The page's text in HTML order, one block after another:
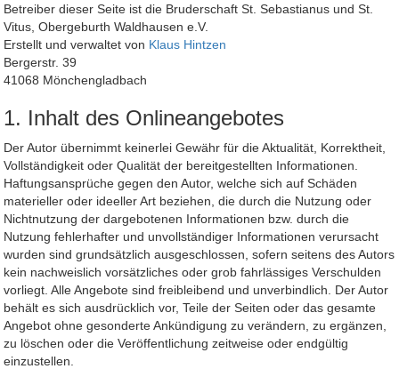
Betreiber dieser Seite ist die Bruderschaft St. Sebastianus und St.
Vitus, Obergeburth Waldhausen e.V.
Erstellt und verwaltet von Klaus Hintzen
Bergerstr. 39
41068 Mönchengladbach
1. Inhalt des Onlineangebotes
Der Autor übernimmt keinerlei Gewähr für die Aktualität, Korrektheit,
Vollständigkeit oder Qualität der bereitgestellten Informationen.
Haftungsansprüche gegen den Autor, welche sich auf Schäden
materieller oder ideeller Art beziehen, die durch die Nutzung oder
Nichtnutzung der dargebotenen Informationen bzw. durch die
Nutzung fehlerhafter und unvollständiger Informationen verursacht
wurden sind grundsätzlich ausgeschlossen, sofern seitens des Autors
kein nachweislich vorsätzliches oder grob fahrlässiges Verschulden
vorliegt. Alle Angebote sind freibleibend und unverbindlich. Der Autor
behält es sich ausdrücklich vor, Teile der Seiten oder das gesamte
Angebot ohne gesonderte Ankündigung zu verändern, zu ergänzen,
zu löschen oder die Veröffentlichung zeitweise oder endgültig
einzustellen.